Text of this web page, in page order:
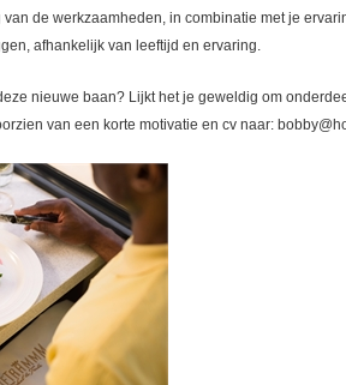
de werkzaamheden, in combinatie met je
afhankelijk van leeftijd en ervaring.
nieuwe baan? Lijkt het je geweldig om
van een korte motivatie en cv naar: